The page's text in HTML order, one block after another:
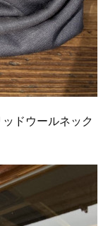
ドウールネック